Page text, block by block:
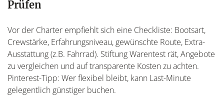
Prüfen
Vor der Charter empfiehlt sich eine Checkliste: Bootsart,
Crewstärke, Erfahrungsniveau, gewünschte Route, Extra-
Ausstattung (z.B. Fahrrad). Stiftung Warentest rät, Angebote
zu vergleichen und auf transparente Kosten zu achten.
Pinterest-Tipp: Wer flexibel bleibt, kann Last-Minute
gelegentlich günstiger buchen.